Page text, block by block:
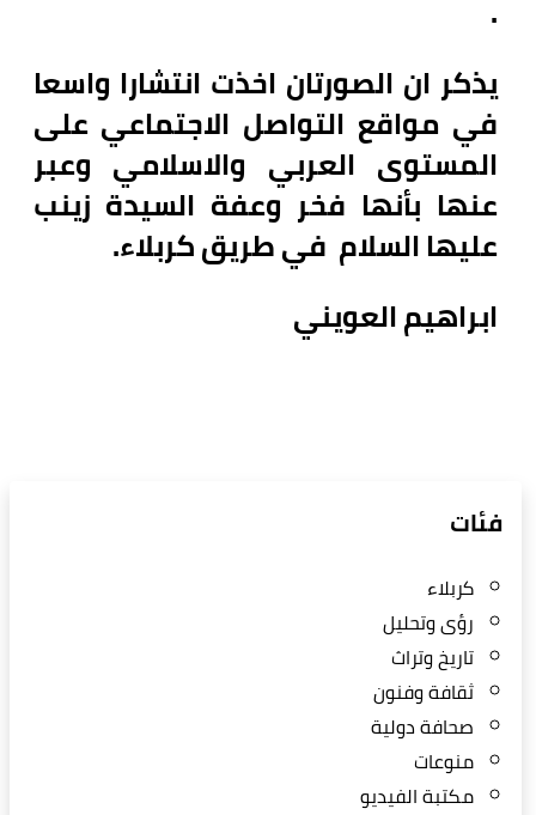
يذكر ان الصورتان اخذت انتشارا واسعا
في مواقع التواصل الاجتماعي على
المستوى العربي والاسلامي وعبر
عنها بأنها فخر وعفة السيدة زينب
عليها السلام في طريق كربلاء.
ابراهيم العويني
فئات
كربلاء
رؤى وتحليل
تاريخ وتراث
ثقافة وفنون
صحافة دولية
منوعات
مكتبة الفيديو